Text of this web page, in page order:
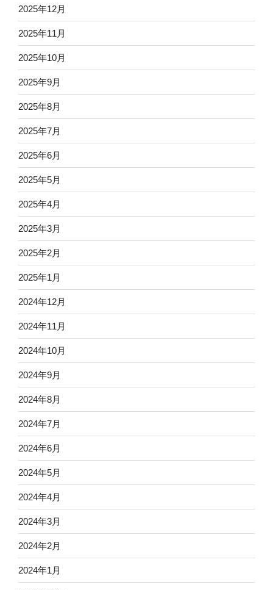
2025年12月
2025年11月
2025年10月
2025年9月
2025年8月
2025年7月
2025年6月
2025年5月
2025年4月
2025年3月
2025年2月
2025年1月
2024年12月
2024年11月
2024年10月
2024年9月
2024年8月
2024年7月
2024年6月
2024年5月
2024年4月
2024年3月
2024年2月
2024年1月